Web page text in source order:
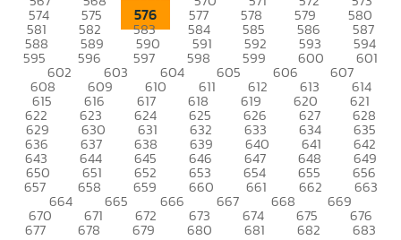
574 575 576 577 578 579 580
581 582 583 584 585 586 587
588 589 590 591 592 593 594
595 596 597 598 599 600 601
602 603 604 605 606 607
608 609 610 611 612 613 614
615 616 617 618 619 620 621
622 623 624 625 626 627 628
629 630 631 632 633 634 635
636 637 638 639 640 641 642
643 644 645 646 647 648 649
650 651 652 653 654 655 656
657 658 659 660 661 662 663
664 665 666 667 668 669
670 671 672 673 674 675 676
677 678 679 680 681 682 683